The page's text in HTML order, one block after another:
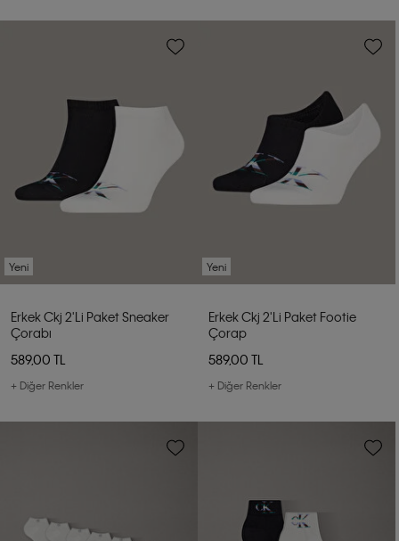
Yeni
Erkek Ckj 2'li Paket Sneaker
Çorabı
589,00 TL
+ Diğer Renkler
Yeni
Erkek Ckj 2'li Paket Footie
Çorap
589,00 TL
+ Diğer Renkler